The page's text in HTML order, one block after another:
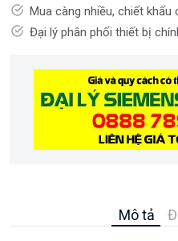
Mua càng nhiều, chiết khấu
Đại lý phân phối thiết bị
Mô tả